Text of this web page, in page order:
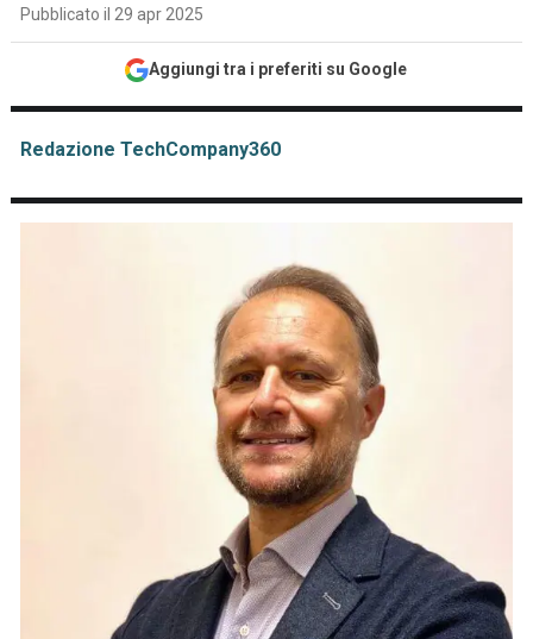
Pubblicato il 29 apr 2025
Aggiungi tra i preferiti su Google
Redazione TechCompany360